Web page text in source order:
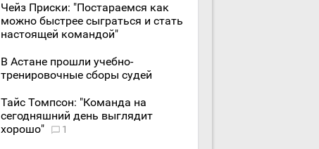
Чейз Приски: "Постараемся как
можно быстрее сыграться и стать
настоящей командой"
В Астане прошли учебно-
тренировочные сборы судей
Тайс Томпсон: "Команда на
сегодняшний день выглядит
хорошо"
1